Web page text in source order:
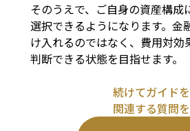
そのうえで、ご自身の資産構
選択できるようになります。金
け入れるのではなく、費用対
判断できる状態を目指せます。
続けてガイド
関連する質問